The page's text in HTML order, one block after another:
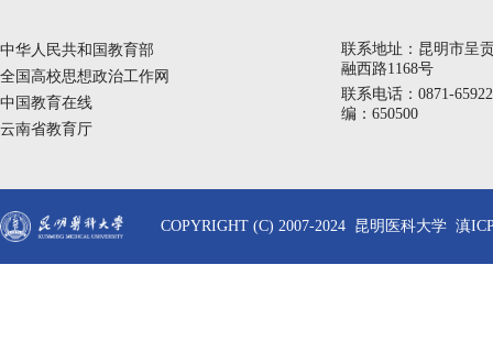
中华人民共和国教育部
全国高校思想政治工作网
中国教育在线
云南省教育厅
联系地址：昆明市呈
融西路1168号
联系电话：0871-
编：650500
COPYRIGHT (C) 2007-2024 昆明医科大学 滇